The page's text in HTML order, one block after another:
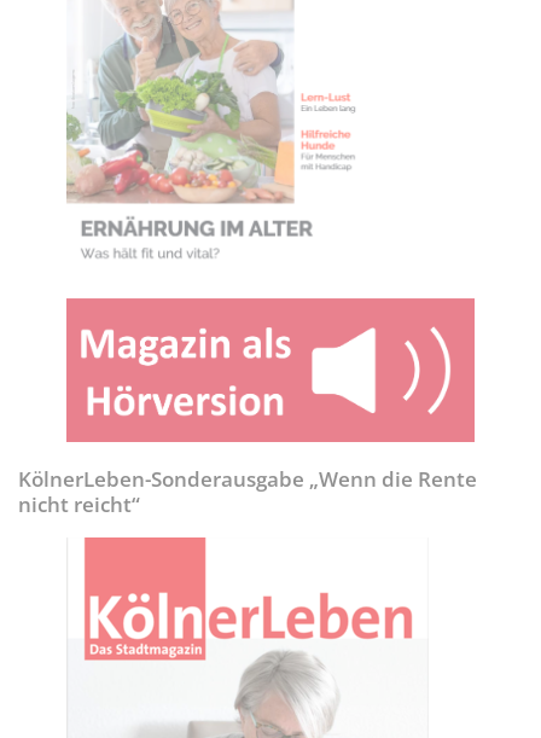
KölnerLeben-Sonderausgabe „Wenn die Rente
nicht reicht“